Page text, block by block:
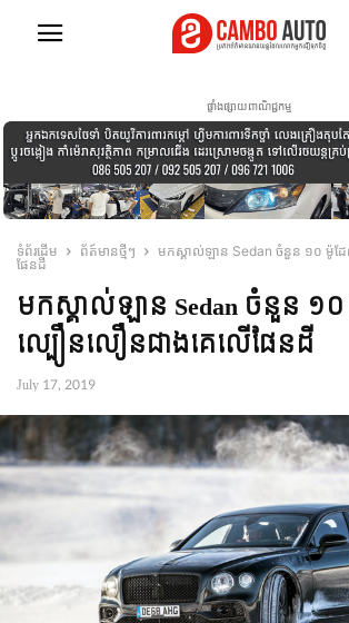
ផ្ទាំងផ្សាយពាណិជ្ជកម្ម
ទំព័រដើម ព័ត៍មានថ្មីៗ
មក​ស្គាល់​ឡាន​ Sedan ចំនួន ១០ ម៉ូដ
ផែនដី
មក​ស្គាល់​ឡាន​ Sedan ចំនួន ១
ល្បឿន​លឿន​ជាង​គេ​លើ​ផែនដី
July 17, 2019